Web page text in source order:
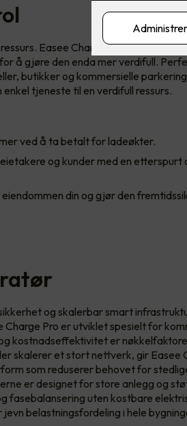
Easee Charge Pro er den
å gjøre den enda mer verdifull.
butikker og kommersielle
tjeneste til en verdifull ressurs.
ved å ta betalt for ladeøkter.
og kunder med en etterspurt
din og gjør den
og skalerbar smart
Charge Pro er utviklet spesielt for
kostnadseffektivitet er
skalerer et stort nettverk, gir Easee
som reduserer behovet for
er designet for store anlegg og
fasebalansering uten kostbare
belastningsfordeling i hele